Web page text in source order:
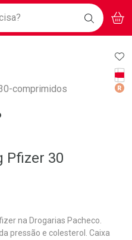
Ofertas Exclusivas!
BAIXE
O APP
BUSCAR
Pfizer 30
na Drogarias Pacheco.
pressão e colesterol. Caixa